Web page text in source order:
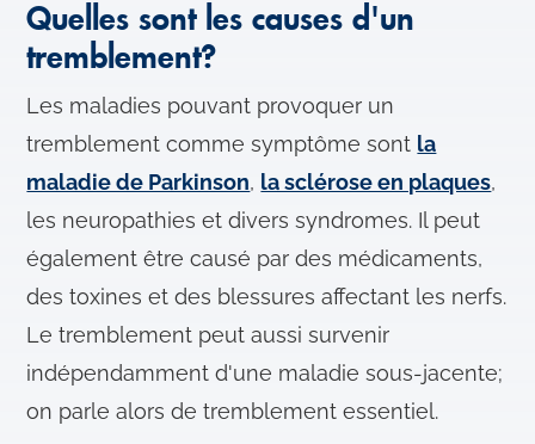
Quelles sont les causes d'un
tremblement?
Les maladies pouvant provoquer un
tremblement comme symptôme sont la
maladie de Parkinson, la sclérose en plaques,
les neuropathies et divers syndromes. Il peut
également être causé par des médicaments,
des toxines et des blessures affectant les nerfs.
Le tremblement peut aussi survenir
indépendamment d'une maladie sous-jacente;
on parle alors de tremblement essentiel.